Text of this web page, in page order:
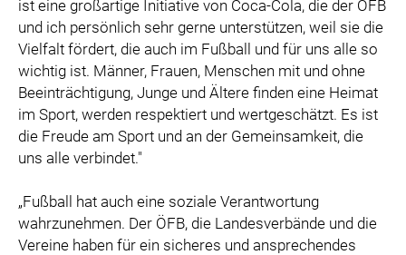
ist eine großartige Initiative von Coca-Cola, die der ÖFB
und ich persönlich sehr gerne unterstützen, weil sie die
Vielfalt fördert, die auch im Fußball und für uns alle so
wichtig ist. Männer, Frauen, Menschen mit und ohne
Beeinträchtigung, Junge und Ältere finden eine Heimat
im Sport, werden respektiert und wertgeschätzt. Es ist
die Freude am Sport und an der Gemeinsamkeit, die
uns alle verbindet."
„Fußball hat auch eine soziale Verantwortung
wahrzunehmen. Der ÖFB, die Landesverbände und die
Vereine haben für ein sicheres und ansprechendes